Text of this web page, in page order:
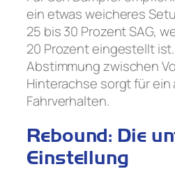
ein etwas weicheres
25 bis 30 Prozent SAG,
20 Prozent eingestellt
Abstimmung zwischen
Hinterachse sorgt für
Fahrverhalten.
Rebound: Die
Einstellung